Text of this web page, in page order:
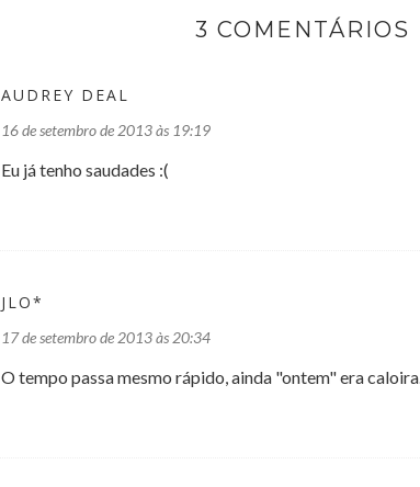
3 COMENTÁRIOS
AUDREY DEAL
16 de setembro de 2013 às 19:19
Eu já tenho saudades :(
JLO*
17 de setembro de 2013 às 20:34
O tempo passa mesmo rápido, ainda "ontem" era caloira...